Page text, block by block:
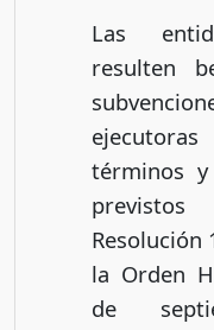
Las
resulten
términos
Resolución
la Orden
de